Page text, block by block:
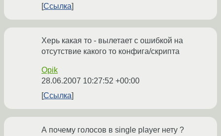
Ссылка
Херь какая то - вылетает с ошибкой на
отсутствие какого то конфига/скрипта
Opik
28.06.2007 10:27:52 +00:00
Ссылка
А почему голосов в single player нету ?